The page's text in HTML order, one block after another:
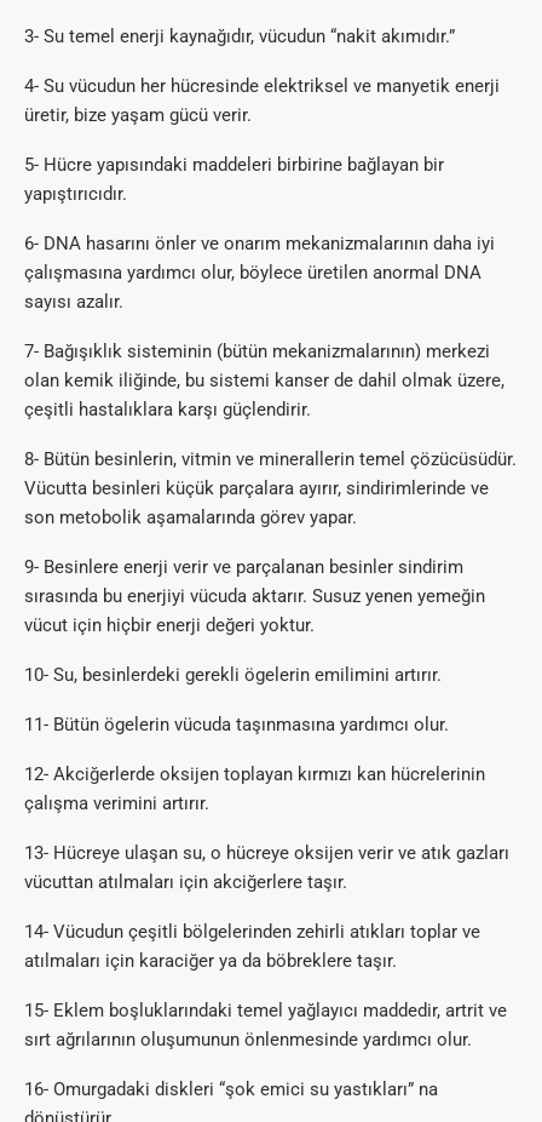
3- Su temel enerji kaynağıdır, vücudun “nakit akımıdır.”
4- Su vücudun her hücresinde elektriksel ve manyetik enerji
üretir, bize yaşam gücü verir.
5- Hücre yapısındaki maddeleri birbirine bağlayan bir
yapıştırıcıdır.
6- DNA hasarını önler ve onarım mekanizmalarının daha iyi
çalışmasına yardımcı olur, böylece üretilen anormal DNA
sayısı azalır.
7- Bağışıklık sisteminin (bütün mekanizmalarının) merkezi
olan kemik iliğinde, bu sistemi kanser de dahil olmak üzere,
çeşitli hastalıklara karşı güçlendirir.
8- Bütün besinlerin, vitmin ve minerallerin temel çözücüsüdür.
Vücutta besinleri küçük parçalara ayırır, sindirimlerinde ve
son metobolik aşamalarında görev yapar.
9- Besinlere enerji verir ve parçalanan besinler sindirim
sırasında bu enerjiyi vücuda aktarır. Susuz yenen yemeğin
vücut için hiçbir enerji değeri yoktur.
10- Su, besinlerdeki gerekli ögelerin emilimini artırır.
11- Bütün ögelerin vücuda taşınmasına yardımcı olur.
12- Akciğerlerde oksijen toplayan kırmızı kan hücrelerinin
çalışma verimini artırır.
13- Hücreye ulaşan su, o hücreye oksijen verir ve atık gazları
vücuttan atılmaları için akciğerlere taşır.
14- Vücudun çeşitli bölgelerinden zehirli atıkları toplar ve
atılmaları için karaciğer ya da böbreklere taşır.
15- Eklem boşluklarındaki temel yağlayıcı maddedir, artrit ve
sırt ağrılarının oluşumunun önlenmesinde yardımcı olur.
16- Omurgadaki diskleri “şok emici su yastıkları” na